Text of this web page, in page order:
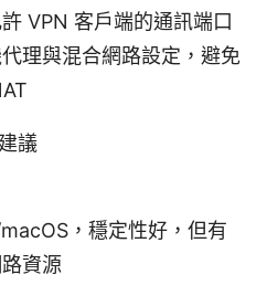
VPN 客戶端的通訊端口
理與混合網路設定，避免
議
，穩定性好，但有
資源